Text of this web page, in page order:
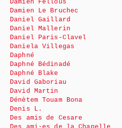
Damien Fellous
Damien Le Bruchec
Daniel Gaillard
Daniel Mallerin
Daniel Paris-Clavel
Daniela Villegas
Daphné
Daphné Bédinadé
Daphné Blake
David Gaboriau
David Martin
Dénètem Touam Bona
Denis L.
Des amis de Cesare